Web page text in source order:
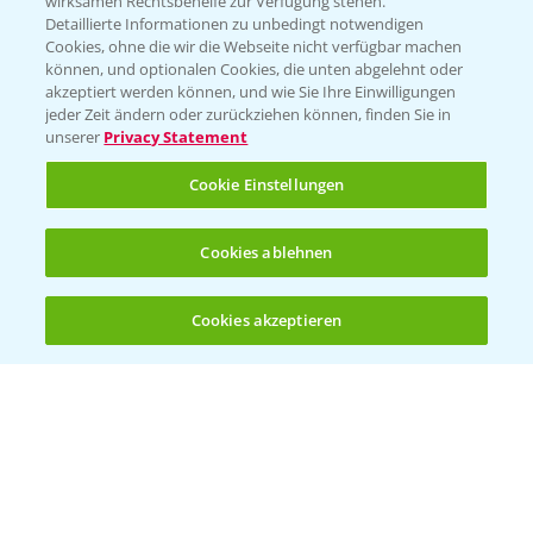
(noch 4)
Beratung auf WhatsApp
T.+49 (0)174 346 564 1
KONTAKT
Hilfe in Notfällen
+49 (0)214/30-20220
Detaillierte Informationen zu unbedingt notwendigen
Cookies, ohne die wir die Webseite nicht verfügbar machen
können, und optionalen Cookies, die unten abgelehnt oder
akzeptiert werden können, und wie Sie Ihre Einwilligungen
jeder Zeit ändern oder zurückziehen können, finden Sie in
unserer Privacy Statement
Cookie Einstellungen
Cookies ablehnen
Cookies akzeptieren